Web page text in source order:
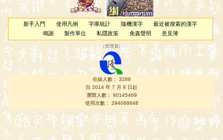
新手入門 使用凡例 字庫統計 隨機漢字
最近被搜索的漢字
鳴謝
製作單位 私隱政策 免責聲明 意見簿
（管理員 ）
在線人數： 3288
自 2014 年 7 月 8 日起
瀏覽人數： 80145469
使用次數： 294068648